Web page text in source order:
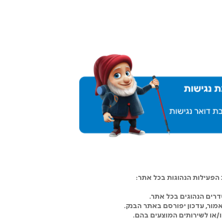
הנהוגות בכל אתר:
הנהוגים בכל אתר.
עדכון יפורסם באתר הבנק.
או לשירותים המוצעים בהם.